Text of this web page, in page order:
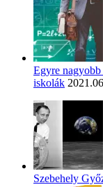
Egyre
iskolák
Szebehely